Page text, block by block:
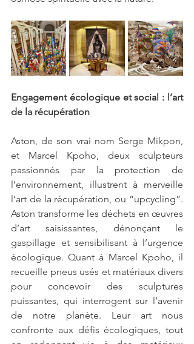
Engagement écologique et social : l’art
de la récupération
Aston, de son vrai nom Serge Mikpon,
et Marcel Kpoho, deux sculpteurs
passionnés par la protection de
l’environnement, illustrent à merveille
l’art de la récupération, ou “upcycling”.
Aston transforme les déchets en œuvres
d’art saisissantes, dénonçant le
gaspillage et sensibilisant à l’urgence
écologique. Quant à Marcel Kpoho, il
recueille pneus usés et matériaux divers
pour concevoir des sculptures
puissantes, qui interrogent sur l’avenir
de notre planète. Leur art nous
confronte aux défis écologiques, tout